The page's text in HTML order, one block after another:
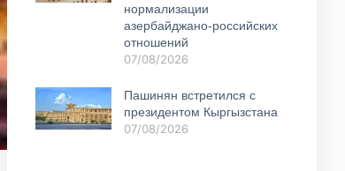
нормализации
азербайджано-российских
отношений
07/08/2026
Пашинян встретился с
президентом Кыргызстана
07/08/2026